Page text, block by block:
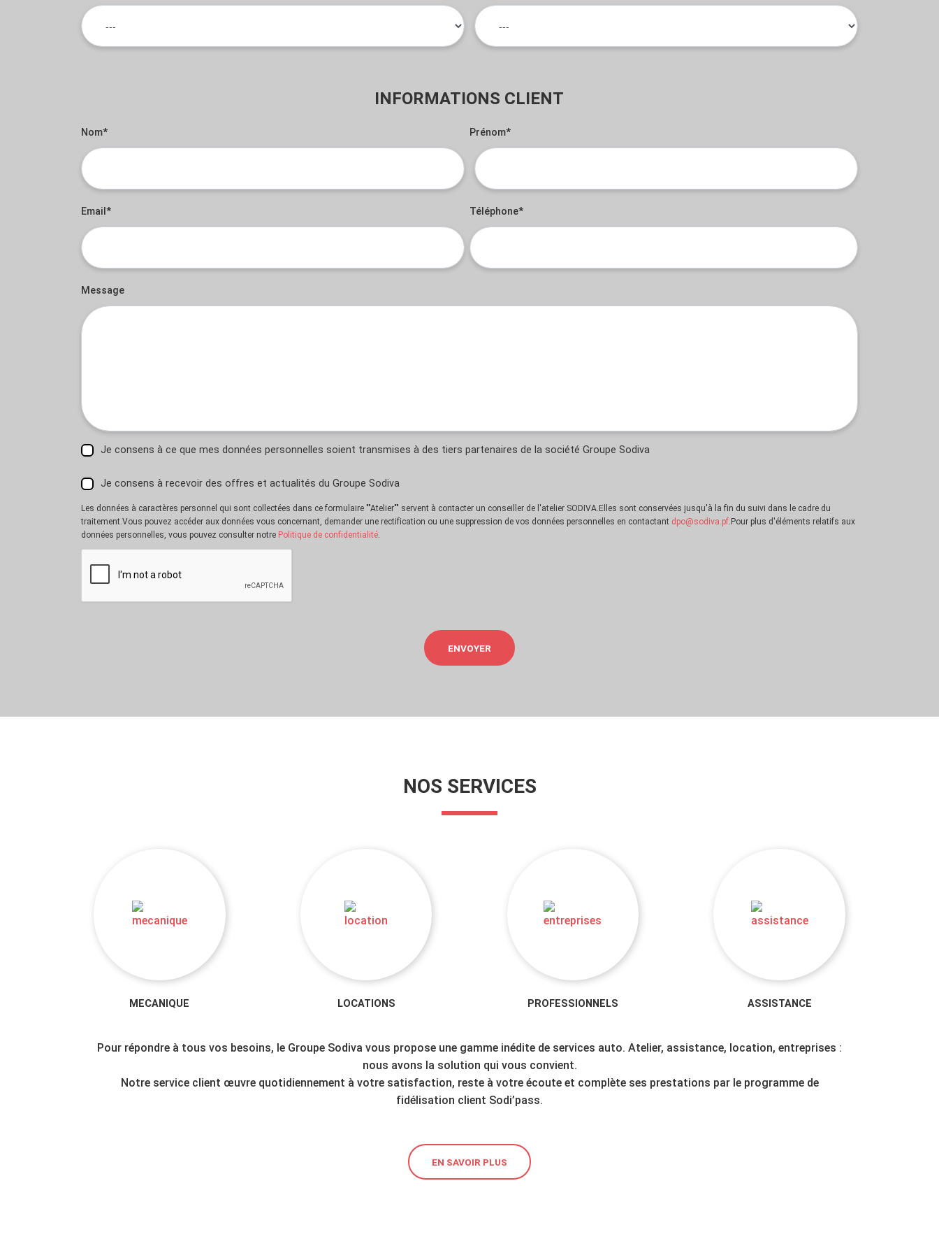
INFORMATIONS CLIENT
Nom* Prénom*
Email* Téléphone*
Message
Je consens à ce que mes données personnelles soient transmises à des tiers partenaires de la société Groupe Sodiva
Je consens à recevoir des offres et actualités du Groupe Sodiva
Les données à caractères personnel qui sont collectées dans ce formulaire ""Atelier"" servent à contacter un conseiller de l'atelier SODIVA.Elles sont conservées jusqu'à la fin du suivi dans le cadre du
traitement.Vous pouvez accéder aux données vous concernant, demander une rectification ou une suppression de vos données personnelles en contactant dpo@sodiva.pf.Pour plus d'éléments relatifs aux
données personnelles, vous pouvez consulter notre Politique de confidentialité.
NOS SERVICES
MECANIQUE LOCATIONS PROFESSIONNELS ASSISTANCE
Pour répondre à tous vos besoins, le Groupe Sodiva vous propose une gamme inédite de services auto. Atelier, assistance, location, entreprises :
nous avons la solution qui vous convient.
Notre service client œuvre quotidiennement à votre satisfaction, reste à votre écoute et complète ses prestations par le programme de
fidélisation client Sodi’pass.
EN SAVOIR PLUS